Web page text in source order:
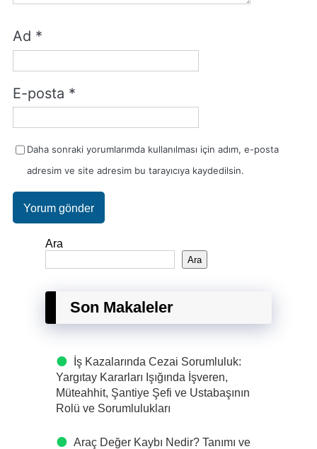
Ad *
E-posta *
Daha sonraki yorumlarımda kullanılması için adım, e-posta
adresim ve site adresim bu tarayıcıya kaydedilsin.
Ara
Ara
Son Makaleler
İş Kazalarında Cezai Sorumluluk:
Yargıtay Kararları Işığında İşveren,
Müteahhit, Şantiye Şefi ve Ustabaşının
Rolü ve Sorumlulukları
Araç Değer Kaybı Nedir? Tanımı ve